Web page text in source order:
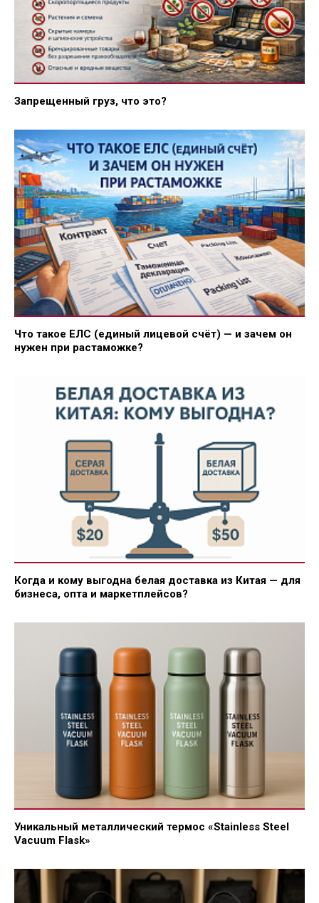
Запрещенный груз, что это?
Что такое ЕЛС (единый лицевой счёт) — и зачем он
нужен при растаможке?
Когда и кому выгодна белая доставка из Китая — для
бизнеса, опта и маркетплейсов?
Уникальный металлический термос «Stainless Steel
Vacuum Flask»